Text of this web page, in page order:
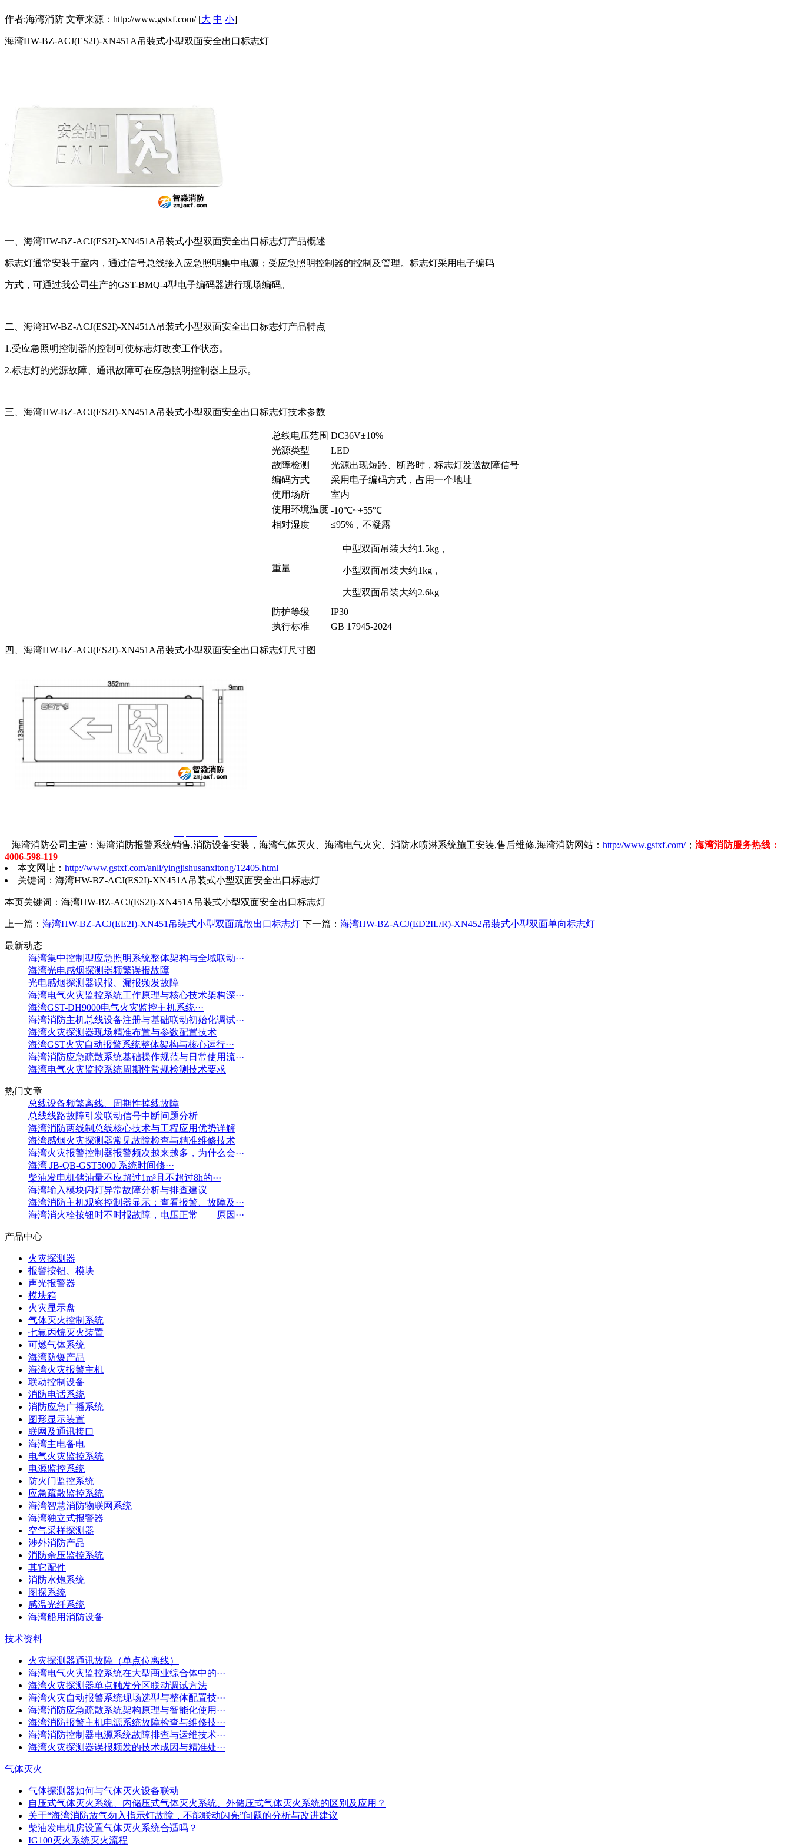
作者:海湾消防 文章来源：http://www.gstxf.com/ [大 中 小]
海湾HW-BZ-ACJ(ES2I)-XN451A吊装式小型双面安全出口标志灯
一、海湾HW-BZ-ACJ(ES2I)-XN451A吊装式小型双面安全出口标志灯产品概述
标志灯通常安装于室内，通过信号总线接入应急照明集中电源；受应急照明控制器的控制及管理。标志灯采用电子编码
方式，可通过我公司生产的GST-BMQ-4型电子编码器进行现场编码。
二、海湾HW-BZ-ACJ(ES2I)-XN451A吊装式小型双面安全出口标志灯产品特点
1.受应急照明控制器的控制可使标志灯改变工作状态。
2.标志灯的光源故障、通讯故障可在应急照明控制器上显示。
三、海湾HW-BZ-ACJ(ES2I)-XN451A吊装式小型双面安全出口标志灯技术参数
总线电压范围 DC36V±10%
光源类型
LED
故障检测
光源出现短路、断路时，标志灯发送故障信号
编码方式
采用电子编码方式，占用一个地址
使用场所
室内
使用环境温度 -10℃~+55℃
相对湿度
≤95%，不凝露
重量
中型双面吊装大约1.5kg，
小型双面吊装大约1kg，
大型双面吊装大约2.6kg
防护等级
IP30
执行标准
GB 17945-2024
四、海湾HW-BZ-ACJ(ES2I)-XN451A吊装式小型双面安全出口标志灯尺寸图
海湾消防公司主营：海湾消防报警系统销售,消防设备安装，海湾气体灭火、海湾电气火灾、消防水喷淋系统施工安装,售后维修,海湾消防网站： http://www.gstxf.com/； 海湾消防服务热线：
4006-598-119
本文网址： http://www.gstxf.com/anli/yingjishusanxitong/12405.html
关键词：海湾HW-BZ-ACJ(ES2I)-XN451A吊装式小型双面安全出口标志灯
本页关键词：海湾HW-BZ-ACJ(ES2I)-XN451A吊装式小型双面安全出口标志灯
上一篇： 海湾HW-BZ-ACJ(EE2I)-XN451吊装式小型双面疏散出口标志灯 下一篇： 海湾HW-BZ-ACJ(ED2IL/R)-XN452吊装式小型双面单向标志灯
最新动态
海湾集中控制型应急照明系统整体架构与全域联动···
海湾光电感烟探测器频繁误报故障
光电感烟探测器误报、漏报频发故障
海湾电气火灾监控系统工作原理与核心技术架构深···
海湾GST-DH9000电气火灾监控主机系统···
海湾消防主机总线设备注册与基础联动初始化调试···
海湾火灾探测器现场精准布置与参数配置技术
海湾GST火灾自动报警系统整体架构与核心运行···
海湾消防应急疏散系统基础操作规范与日常使用流···
海湾电气火灾监控系统周期性常规检测技术要求
热门文章
总线设备频繁离线、周期性掉线故障
总线线路故障引发联动信号中断问题分析
海湾消防两线制总线核心技术与工程应用优势详解
海湾感烟火灾探测器常见故障检查与精准维修技术
海湾火灾报警控制器报警频次越来越多，为什么会···
海湾 JB-QB-GST5000 系统时间修···
柴油发电机储油量不应超过1m³且不超过8h的···
海湾输入模块闪灯异常故障分析与排查建议
海湾消防主机观察控制器显示：查看报警、故障及···
海湾消火栓按钮时不时报故障，电压正常——原因···
产品中心
火灾探测器
报警按钮、模块
声光报警器
模块箱
火灾显示盘
气体灭火控制系统
七氟丙烷灭火装置
可燃气体系统
海湾防爆产品
海湾火灾报警主机
联动控制设备
消防电话系统
消防应急广播系统
图形显示装置
联网及通讯接口
海湾主电备电
电气火灾监控系统
电源监控系统
防火门监控系统
应急疏散监控系统
海湾智慧消防物联网系统
海湾独立式报警器
空气采样探测器
涉外消防产品
消防余压监控系统
其它配件
消防水炮系统
图探系统
感温光纤系统
海湾船用消防设备
技术资料
火灾探测器通讯故障（单点位离线）
海湾电气火灾监控系统在大型商业综合体中的···
海湾火灾探测器单点触发分区联动调试方法
海湾火灾自动报警系统现场选型与整体配置技···
海湾消防应急疏散系统架构原理与智能化使用···
海湾消防报警主机电源系统故障检查与维修技···
海湾消防控制器电源系统故障排查与运维技术···
海湾火灾探测器误报频发的技术成因与精准处···
气体灭火
气体探测器如何与气体灭火设备联动
自压式气体灭火系统、内储压式气体灭火系统、外储压式气体灭火系统的区别及应用？
关于“海湾消防放气勿入指示灯故障，不能联动闪亮”问题的分析与改进建议
柴油发电机房设置气体灭火系统合适吗？
IG100灭火系统灭火流程